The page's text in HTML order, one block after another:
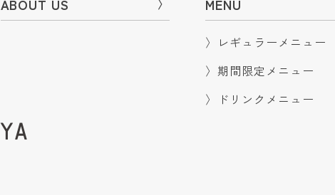
ABOUT US 〉 MENU
〉
レギュラーメニュー
〉 期間限定メニュー
〉
ドリンクメニュー